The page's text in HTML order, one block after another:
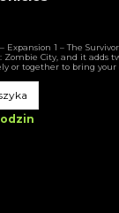
Expansion 1 – The
Zombie City, and it adds
or together to bring